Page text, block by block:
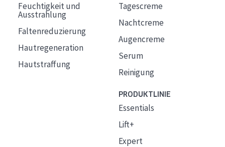
Feuchtigkeit und
Ausstrahlung
Faltenreduzierung
Hautregeneration
Hautstraffung
Tagescreme
Nachtcreme
Augencreme
Serum
Reinigung
PRODUKTLINIE
Essentials
Lift+
Expert